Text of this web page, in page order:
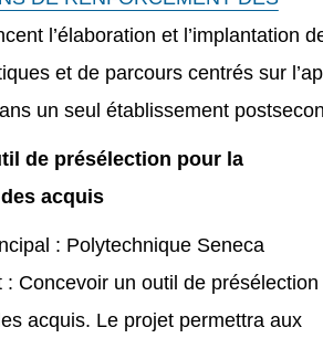
l’élaboration et l’implantation
et de parcours centrés sur
un seul établissement
de présélection pour la
acquis
: Polytechnique Seneca
: Concevoir un outil de
acquis. Le projet permettra aux